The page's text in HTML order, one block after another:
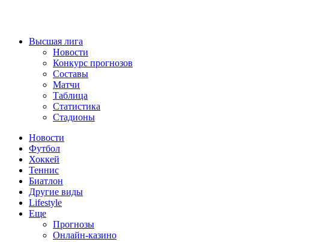
Высшая лига
Новости
Конкурс прогнозов
Составы
Матчи
Таблица
Статистика
Стадионы
Новости
Футбол
Хоккей
Теннис
Биатлон
Другие виды
Lifestyle
Еще
Прогнозы
Онлайн-казино